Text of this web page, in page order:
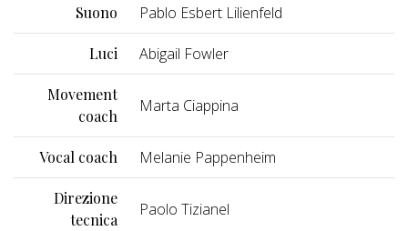
Suono Pablo Esbert Lilienfeld
Luci Abigail Fowler
Movement
coach
Marta Ciappina
Vocal coach Melanie Pappenheim
Direzione
tecnica
Paolo Tizianel